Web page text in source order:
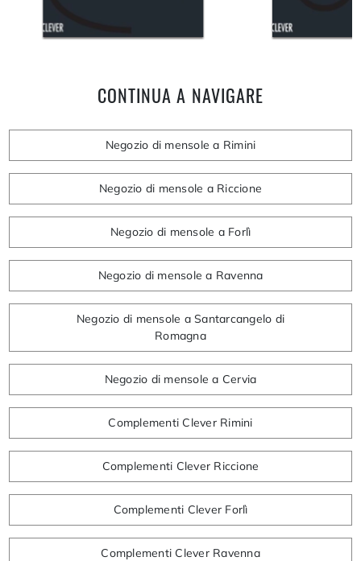
CONTINUA A NAVIGARE
Negozio di mensole a Rimini
Negozio di mensole a Riccione
Negozio di mensole a Forlì
Negozio di mensole a Ravenna
Negozio di mensole a Santarcangelo di
Romagna
Negozio di mensole a Cervia
Complementi Clever Rimini
Complementi Clever Riccione
Complementi Clever Forlì
Complementi Clever Ravenna